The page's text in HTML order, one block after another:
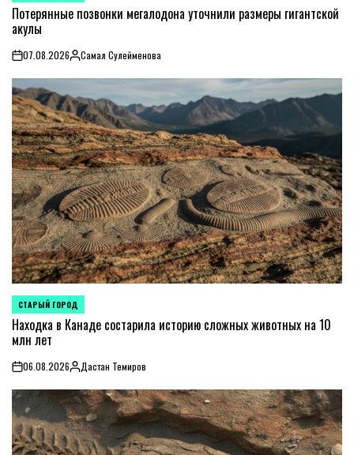
IN
Потерянные позвонки мегалодона уточнили размеры гигантской
акулы
on07.08.2026PostedСамал Сулейменова
POSTED
IN
СТАРЫЙ ГОРОД
Находка в Канаде состарила историю сложных животных на 10
млн лет
on06.08.2026PostedДастан Темиров